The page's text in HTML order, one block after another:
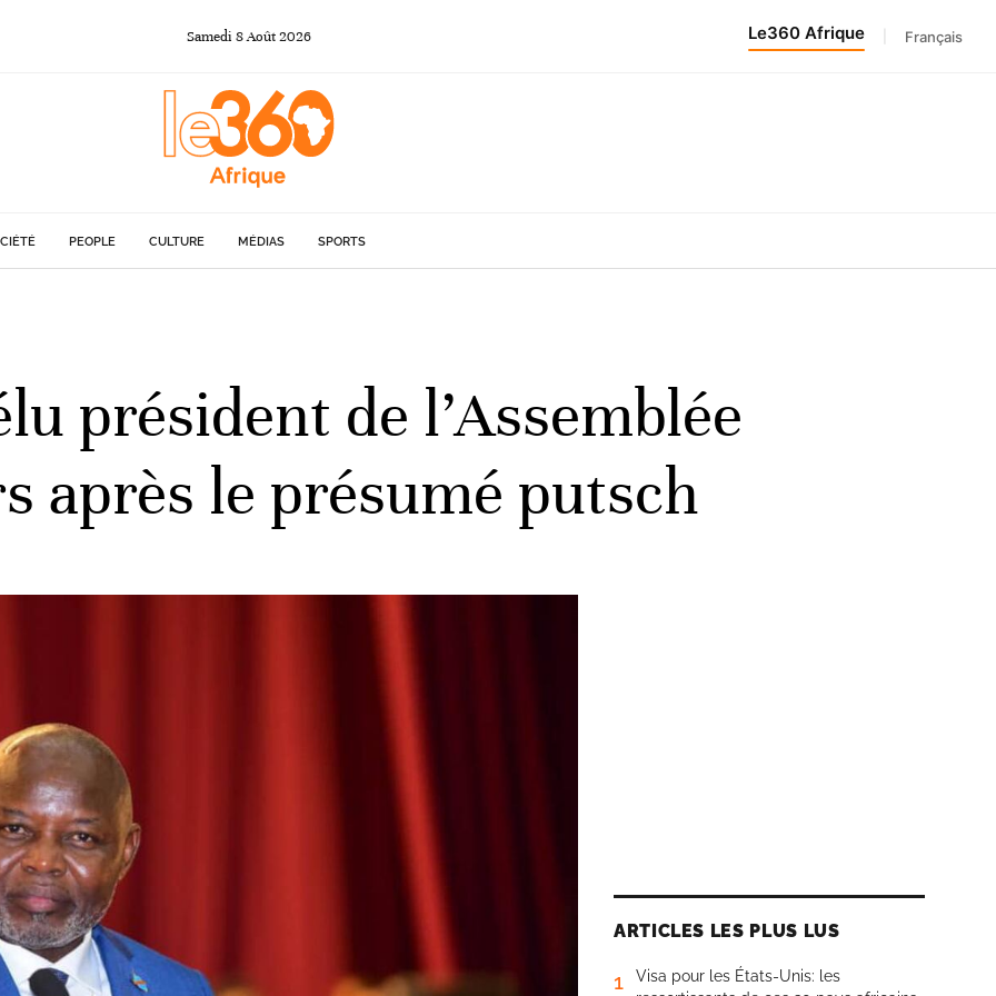
Samedi 8Août2026 Le360 Afrique Français
PEOPLE CULTURE MÉDIAS SPORTS
président de l’Assemblée
après le présumé putsch
ARTICLES LES PLUS LUS
1
Visa pour les États-Unis: les